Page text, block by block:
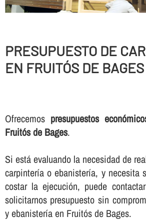
PRESUPUESTO DE
EN FRUITÓS DE BAGES
Ofrecemos presupuestos
Fruitós de Bages.
Si está evaluando la necesidad de
carpinterí­a o ebanisterí­a, y necesita
costar la ejecución, puede
solicitarnos presupuesto sin
y ebanisterí­a en Fruitós de Bages.